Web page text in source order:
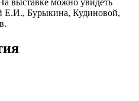
Е.И., Бурыкина, Кудиновой,